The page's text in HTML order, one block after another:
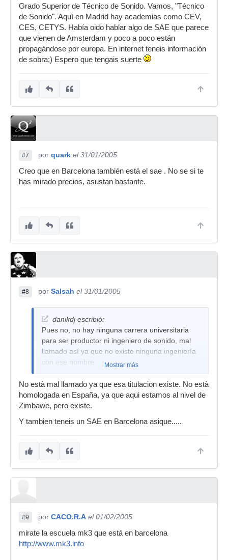
Grado Superior de Técnico de Sonido. Vamos, "Técnico
de Sonido". Aquí en Madrid hay academias como CEV,
CES, CETYS. Había oido hablar algo de SAE que parece
que vienen de Amsterdam y poco a poco están
propagándose por europa. En internet teneis información
de sobra;) Espero que tengais suerte
#7 por quark el 31/01/2005
Creo que en Barcelona también está el sae . No se si te
has mirado precios, asustan bastante.
#8 por Salsah el 31/01/2005
danikdj escribió:
Pues no, no hay ninguna carrera universitaria
para ser productor ni ingeniero de sonido, mal
llamado así ya que no existe ninguna ingeniería
con ese nombre.
Mostrar más
No està mal llamado ya que esa titulacion existe. No està
homologada en España, ya que aqui estamos al nivel de
Zimbawe, pero existe.
Y tambien teneis un SAE en Barcelona asique.....
#9 por CACO.R.A el 01/02/2005
mirate la escuela mk3 que está en barcelona
http://www.mk3.info